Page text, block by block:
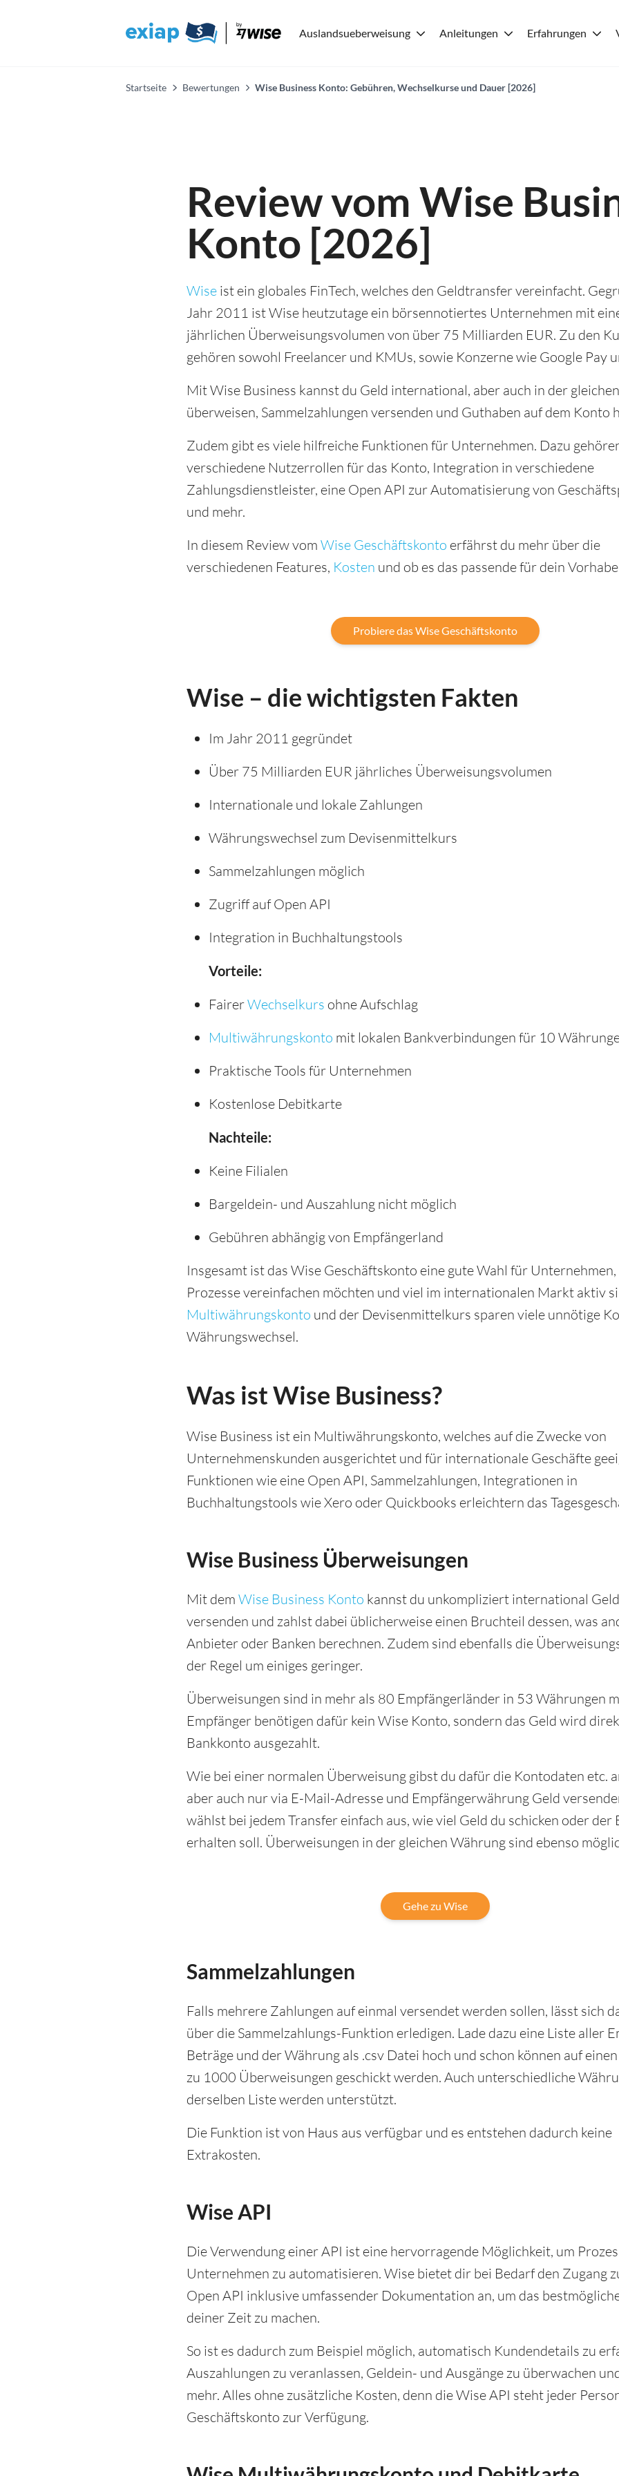
Auslandsueberweisung Anleitungen Erfahrungen
Startseite Bewertungen Wise Business Konto: Gebühren, Wechselkurse und Dauer [2026]
Review vom Wise
Konto [2026]
Wise ist ein globales FinTech, welches den Geldtransfer vereinfacht.
Jahr 2011 ist Wise heutzutage ein börsennotiertes Unternehmen mit
jährlichen Überweisungsvolumen von über 75 Milliarden EUR. Zu den
gehören sowohl Freelancer und KMUs, sowie Konzerne wie Google Pay
Mit Wise Business kannst du Geld international, aber auch in der
überweisen, Sammelzahlungen versenden und Guthaben auf dem Konto
Zudem gibt es viele hilfreiche Funktionen für Unternehmen. Dazu
verschiedene Nutzerrollen für das Konto, Integration in verschiedene
Zahlungsdienstleister, eine Open API zur Automatisierung von
und mehr.
In diesem Review vom Wise Geschäftskonto erfährst du mehr über die
verschiedenen Features, Kosten und ob es das passende für dein
Probiere das Wise Geschäftskonto
Wise – die wichtigsten Fakten
Im Jahr 2011 gegründet
Über 75 Milliarden EUR jährliches Überweisungsvolumen
Internationale und lokale Zahlungen
Währungswechsel zum Devisenmittelkurs
Sammelzahlungen möglich
Zugriff auf Open API
Integration in Buchhaltungstools
Vorteile:
FairerWechselkurs ohne Aufschlag
Multiwährungskonto mit lokalen Bankverbindungen für 10
Praktische Tools für Unternehmen
Kostenlose Debitkarte
Nachteile:
Keine Filialen
Bargeldein- und Auszahlung nicht möglich
Gebühren abhängig von Empfängerland
Insgesamt ist das Wise Geschäftskonto eine gute Wahl für
Prozesse vereinfachen möchten und viel im internationalen Markt aktiv
Multiwährungskonto und der Devisenmittelkurs sparen viele unnötige
Währungswechsel.
Was ist Wise Business?
Wise Business ist ein Multiwährungskonto, welches auf die Zwecke von
Unternehmenskunden ausgerichtet und für internationale Geschäfte
Funktionen wie eine Open API, Sammelzahlungen, Integrationen in
Buchhaltungstools wie Xero oder Quickbooks erleichtern das
Wise Business Überweisungen
Mit dem Wise Business Konto kannst du unkompliziert international Geld
versenden und zahlst dabei üblicherweise einen Bruchteil dessen, was
Anbieter oder Banken berechnen. Zudem sind ebenfalls die
der Regel um einiges geringer.
Überweisungen sind in mehr als 80 Empfängerländer in 53 Währungen
Empfänger benötigen dafür kein Wise Konto, sondern das Geld wird
Bankkonto ausgezahlt.
Wie bei einer normalen Überweisung gibst du dafür die Kontodaten etc.
aber auch nur via E-Mail-Adresse und Empfängerwährung Geld
wählst bei jedem Transfer einfach aus, wie viel Geld du schicken oder der
erhalten soll. Überweisungen in der gleichen Währung sind ebenso
Gehe zu Wise
Sammelzahlungen
Falls mehrere Zahlungen auf einmal versendet werden sollen, lässt sich
über die Sammelzahlungs-Funktion erledigen. Lade dazu eine Liste aller
Beträge und der Währung als .csv Datei hoch und schon können auf
zu 1000 Überweisungen geschickt werden. Auch unterschiedliche
derselben Liste werden unterstützt.
Die Funktion ist von Haus aus verfügbar und es entstehen dadurch keine
Extrakosten.
Wise API
Die Verwendung einer API ist eine hervorragende Möglichkeit, um
Unternehmen zu automatisieren. Wise bietet dir bei Bedarf den Zugang
Open API inklusive umfassender Dokumentation an, um das
deiner Zeit zu machen.
So ist es dadurch zum Beispiel möglich, automatisch Kundendetails zu
Auszahlungen zu veranlassen, Geldein- und Ausgänge zu überwachen
mehr. Alles ohne zusätzliche Kosten, denn die Wise API steht jeder
Geschäftskonto zur Verfügung.